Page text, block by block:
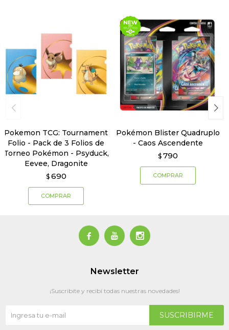
Pokemon TCG: Tournament
Folio - Pack de 3 Folios de
Torneo Pokémon - Psyduck,
Eevee, Dragonite
$ 690
Pokémon Blister Quadruplo
- Caos Ascendente
$ 790
  
Newsletter
¡Suscribite y recibí todas nuestras novedades!
SUSCRIBIRME